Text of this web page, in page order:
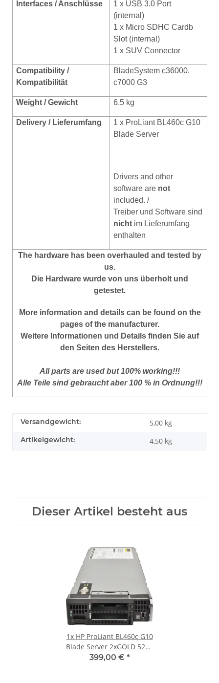
Interfaces / Anschlüsse
1 x USB 3.0 Port
(internal)
1 x Micro SDHC Cardb
Slot (internal)
1 x SUV Connector
Compatibility /
Kompatibilität
BladeSystem c36000,
c7000 G3
Weight / Gewicht 6.5 kg
Delivery / Lieferumfang
1 x ProLiant BL460c G10
Blade Server
Drivers and other
software are not
included. /
Treiber und Software sind
nicht im Lieferumfang
enthalten
The hardware has been overhauled and tested by
us.
Die Hardware wurde von uns überholt und
getestet.
More information and details can be found on the
pages of the manufacturer.
Weitere Informationen und Details finden Sie auf
den Seiten des Herstellers.
All parts are used but 100% working!!!
Alle Teile sind gebraucht aber 100 % in Ordnung!!!
Produkteigenschaft
Wert
Versandgewicht: 5,00 kg
Artikelgewicht: 4,50 kg
Dieser Artikel besteht aus
1x HP ProLiant BL460c G10
Blade Server 2xGOLD 5215
CPU 0GB PC4 P204i P408e-
399,00 € *